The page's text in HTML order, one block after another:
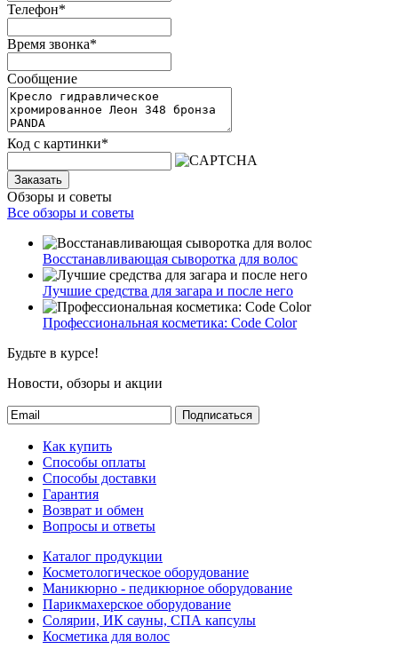
Телефон*
Время звонка*
Сообщение
Код с картинки*
Заказать
Обзоры и советы
Все обзоры и советы
Восстанавливающая сыворотка для волос
Лучшие средства для загара и после него
Профессиональная косметика: Code Color
Будьте в курсе!
Новости, обзоры и акции
Подписаться
Как купить
Способы оплаты
Способы доставки
Гарантия
Возврат и обмен
Вопросы и ответы
Каталог продукции
Косметологическое оборудование
Маникюрно - педикюрное оборудование
Парикмахерское оборудование
Солярии, ИК сауны, СПА капсулы
Косметика для волос